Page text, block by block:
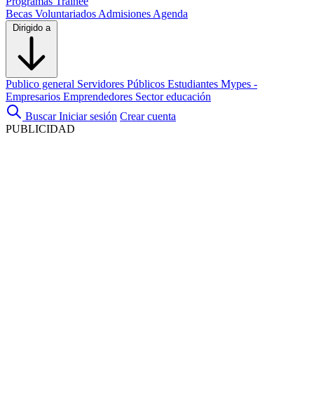
Becas Voluntariados Admisiones Agenda
Dirigido a
Publico general Servidores Públicos Estudiantes Mypes -
Empresarios Emprendedores Sector educación
Buscar Iniciar sesión Crear cuenta
PUBLICIDAD